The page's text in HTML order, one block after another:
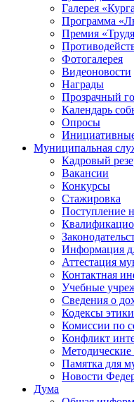
Галерея
Программа
Премия
Фотогалерея
Видеоновости
Награды
Прозрачный
Календарь
Опросы
Муниципальная
Кадровый
Вакансии
Конкурсы
Стажировка
Поступление
Информация
Аттестация
Контактная
Учебные
Сведения о
Кодексы
Комиссии по
Конфликт
Методические
Памятка для
Новости
Дума